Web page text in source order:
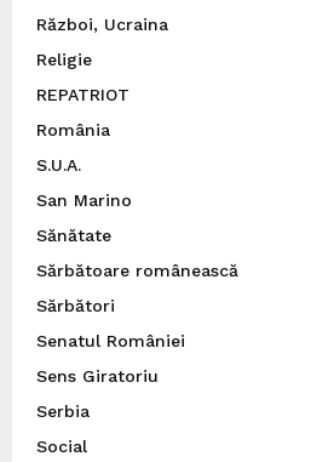
Război, Ucraina
Religie
REPATRIOT
România
S.U.A.
San Marino
Sănătate
Sărbătoare românească
Sărbători
Senatul României
Sens Giratoriu
Serbia
Social